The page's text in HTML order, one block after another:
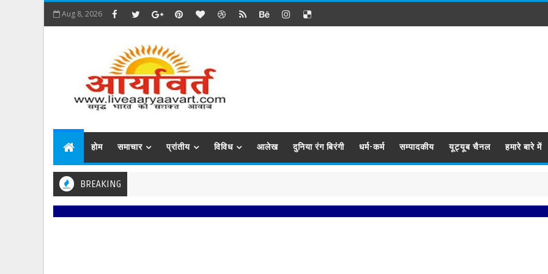
Aug 8, 2026
होम समाचार प्रांतीय विविध आलेख दुनिया रंग बिरंगी धर्म-कर्म सम्पादकीय यूट्यूब चैनल हमारे बारे में
BREAKING